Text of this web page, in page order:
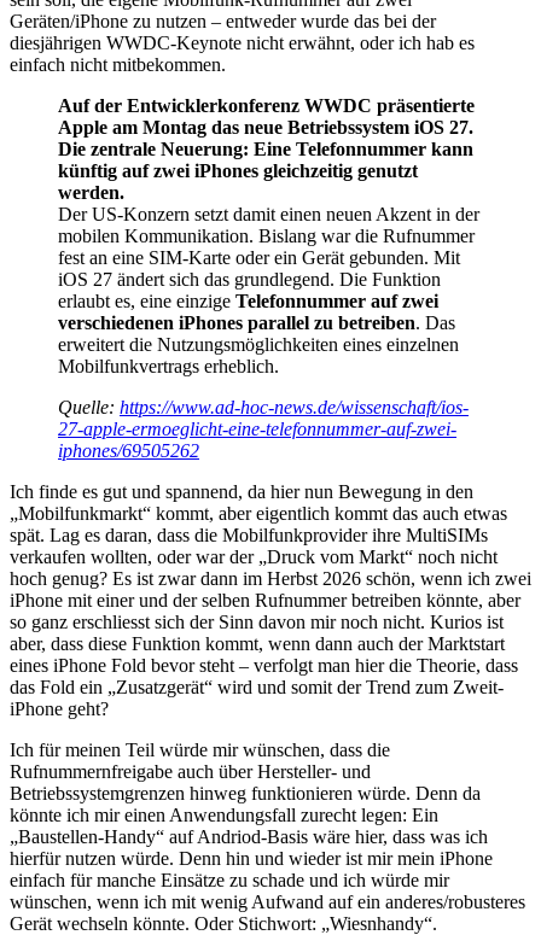
Geräten/iPhone zu nutzen – entweder wurde das bei der
diesjährigen WWDC-Keynote nicht erwähnt, oder ich hab es
einfach nicht mitbekommen.
Auf der Entwicklerkonferenz WWDC präsentierte
Apple am Montag das neue Betriebssystem iOS 27.
Die zentrale Neuerung: Eine Telefonnummer kann
künftig auf zwei iPhones gleichzeitig genutzt
werden.
Der US-Konzern setzt damit einen neuen Akzent in der
mobilen Kommunikation. Bislang war die Rufnummer
fest an eine SIM-Karte oder ein Gerät gebunden. Mit
iOS 27 ändert sich das grundlegend. Die Funktion
erlaubt es, eine einzige Telefonnummer auf zwei
verschiedenen iPhones parallel zu betreiben. Das
erweitert die Nutzungsmöglichkeiten eines einzelnen
Mobilfunkvertrags erheblich.
Quelle: https://www.ad-hoc-news.de/wissenschaft/ios-
27-apple-ermoeglicht-eine-telefonnummer-auf-zwei-
iphones/69505262
Ich finde es gut und spannend, da hier nun Bewegung in den
„Mobilfunkmarkt“ kommt, aber eigentlich kommt das auch etwas
spät. Lag es daran, dass die Mobilfunkprovider ihre MultiSIMs
verkaufen wollten, oder war der „Druck vom Markt“ noch nicht
hoch genug? Es ist zwar dann im Herbst 2026 schön, wenn ich zwei
iPhone mit einer und der selben Rufnummer betreiben könnte, aber
so ganz erschliesst sich der Sinn davon mir noch nicht. Kurios ist
aber, dass diese Funktion kommt, wenn dann auch der Marktstart
eines iPhone Fold bevor steht – verfolgt man hier die Theorie, dass
das Fold ein „Zusatzgerät“ wird und somit der Trend zum Zweit-
iPhone geht?
Ich für meinen Teil würde mir wünschen, dass die
Rufnummernfreigabe auch über Hersteller- und
Betriebssystemgrenzen hinweg funktionieren würde. Denn da
könnte ich mir einen Anwendungsfall zurecht legen: Ein
„Baustellen-Handy“ auf Andriod-Basis wäre hier, dass was ich
hierfür nutzen würde. Denn hin und wieder ist mir mein iPhone
einfach für manche Einsätze zu schade und ich würde mir
wünschen, wenn ich mit wenig Aufwand auf ein anderes/robusteres
Gerät wechseln könnte. Oder Stichwort: „Wiesnhandy“.